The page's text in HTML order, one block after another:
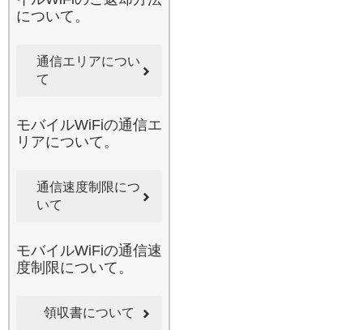
メカに詳しくない方でも安
へお出かけになる際も、当
店の広範囲カバーエリアの
絡手段としても役立ちま
す。みんなで便利にシェア
して、旅の思い出を共有し
2026.6.3
国内でのレンタル導入実績
ートまであらゆるシーンで
活躍します。当店のルータ
Wi-Fiとは異なり、自分専用
の回線を独占できるため、
について。
通信エリアについ
て
モバイルWiFiの通信エ
リアについて。
通信速度制限につ
いて
モバイルWiFiの通信速
度制限について。
領収書について